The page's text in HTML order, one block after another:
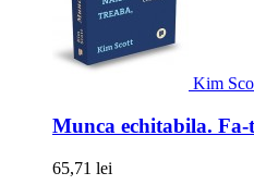
Kim
Munca echitabila.
65,71 lei